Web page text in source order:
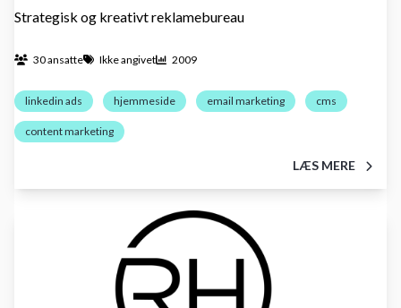
Strategisk og kreativt reklamebureau
30 ansatte Ikke angivet 2009
linkedin ads hjemmeside email marketing cms
content marketing
LÆS MERE